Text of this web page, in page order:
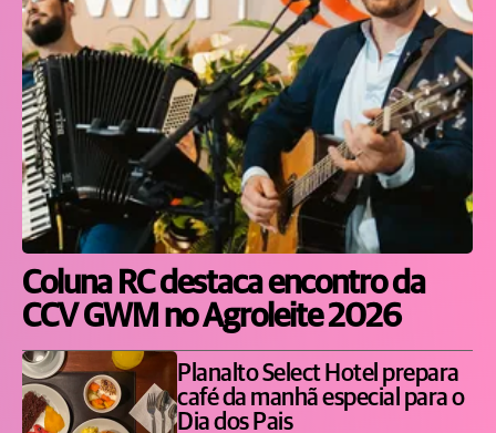
Coluna RC destaca encontro da
CCV GWM no Agroleite 2026
Planalto Select Hotel prepara
café da manhã especial para o
Dia dos Pais